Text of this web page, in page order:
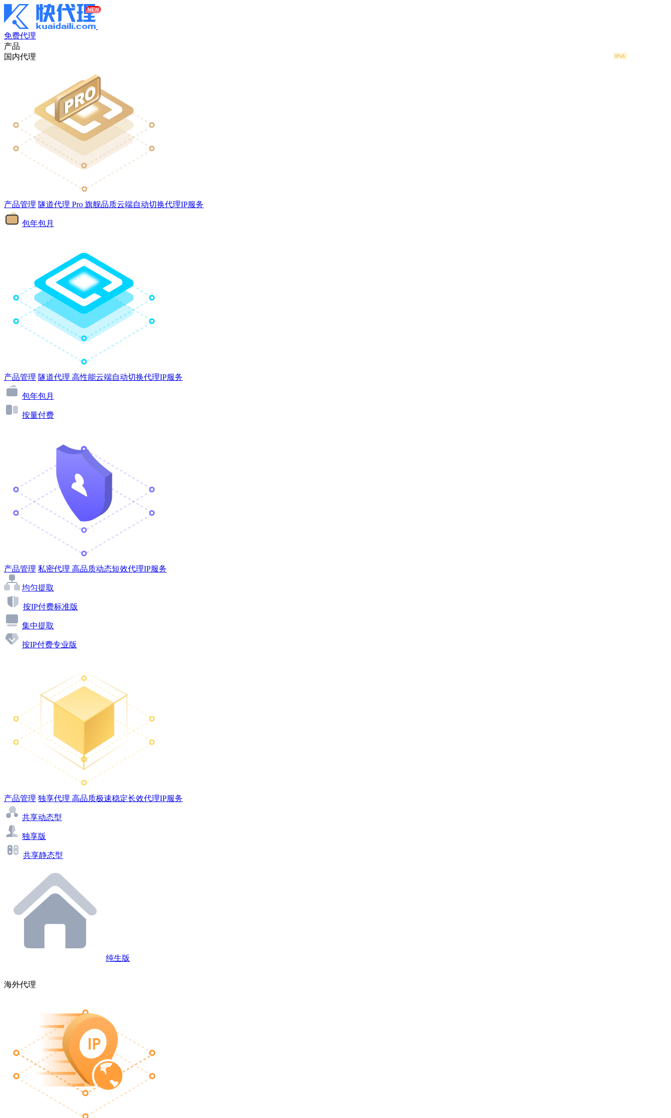
免费代理
产品
国内代理
产品管理 隧道代理 Pro 旗舰品质云端自动切换代理IP服务
包年包月
产品管理 隧道代理 高性能云端自动切换代理IP服务
包年包月
按量付费
产品管理 私密代理 高品质动态短效代理IP服务
均匀提取
按IP付费标准版
集中提取
按IP付费专业版
产品管理 独享代理 高品质极速稳定长效代理IP服务
共享动态型
独享版
共享静态型
纯生版
海外代理